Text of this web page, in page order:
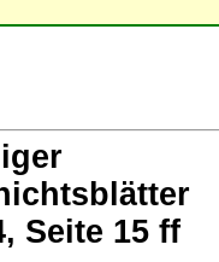
Seite 15 ff